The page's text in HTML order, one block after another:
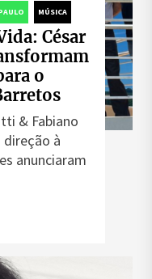
MÚSICA
César
o
& Fabiano
à
anunciaram